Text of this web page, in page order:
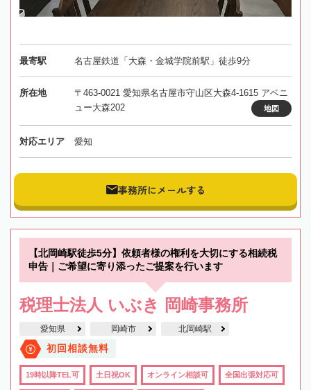
最寄駅 名古屋鉄道「大森・金城学院前駅」徒歩9分
所在地
〒463-0021 愛知県名古屋市守山区大森4-1615 アベニ
ュー大森202
地図
対応エリア 愛知
事務所にメールする
【北岡崎駅徒歩5分】依頼者様の権利を大切にする相続税
申告｜ご希望に寄り添ったご提案を行います
税理士法人 いぶき 岡崎事務所
愛知県 岡崎市 北岡崎駅
初回相談無料
19時以降TEL可 土日祝OK オンライン相談可 全国出張対応可